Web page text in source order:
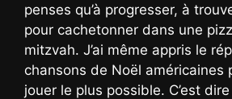
penses qu’à progresser, à
pour cachetonner dans une
mitzvah. J’ai même appris le
chansons de Noël américaines
jouer le plus possible. C’est dire